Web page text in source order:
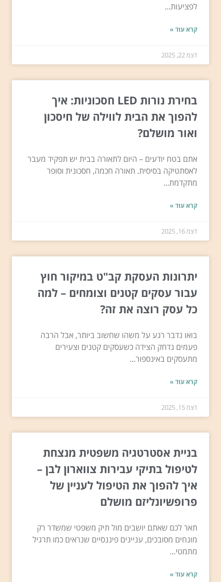
לפציעות...
קרא עוד »
דצמ 22, 2025
בחירת נורות LED חסכוניות: איך
להפוך את הבית לווילה של חיסכון
ואור מושלם?
אתם בטח יודעים – היום לתאורה בבית יש תפקיד מעבר
לאסתטיקה בסיסית. תאורה חכמה, חסכונית וסופר
מתקדמת...
קרא עוד »
דצמ 16, 2025
יתרונות העסקת קב"ט במיקור חוץ
עבור עסקים קטנים וצומחים – למה
כל עסק רוצה את זה?
בואו נדבר רגע על משהו שחשוב ביותר, אבל הרבה
פעמים נדחק הצידה כשעסקים קטנים וצעירים
מתעסקים באינספור...
קרא עוד »
דצמ 15, 2025
בניית אסטרטגיה משפטית מנצחת
לטיפול בתיקי עבירות צווארון לבן –
איך להפוך את הטיפול לעניין של
פרופשיונליזם מושלם
תאר לכם שאתם יושבים מול תיק משפטי שמשדר רק
מונחים מסובכים, עניינים פיננסיים שנראים כמו תרגיל
מתמטי...
קרא עוד »